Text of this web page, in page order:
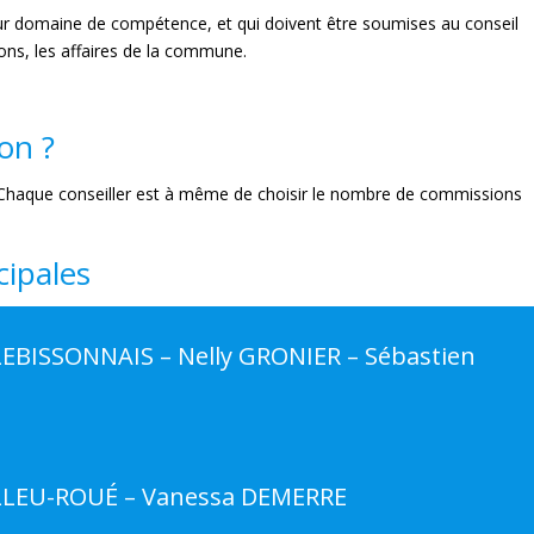
domaine de compétence, et qui doivent être soumises au conseil
les affaires de la commune.
?
conseiller est à même de choisir le nombre de commissions
– Nelly GRONIER – Sébastien
ROUÉ – Vanessa DEMERRE